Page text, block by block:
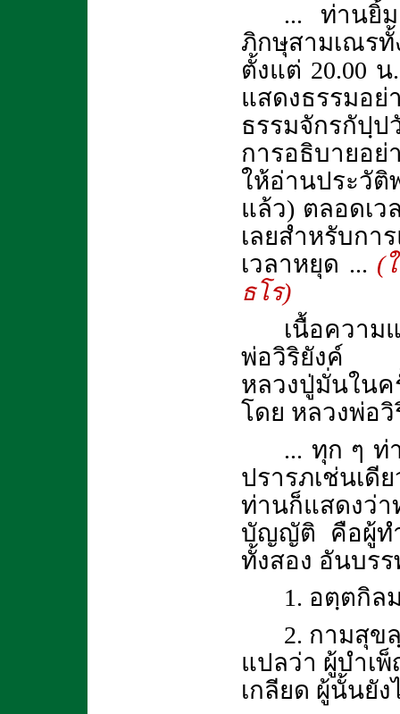
... ท่านยิ้
ภิกษุสามเณรทั้
ตั้งแต่ 20.00
แสดงธรรมอ
ธรรมจักรกัปฺ
การอธิบายอย่
ให้อ่านประวัติ
แล้ว) ตลอดเว
เลยสำหรับก
เวลาหยุด ... (
ธโร)
เนื้อควา
พ่อวิริยังค์ ไ
หลวงปู่มั่นใน
โดย หลวงพ่อ
... ทุก ๆ ท่
ปรารภเช่นเ
ท่านก็แสดง
บัญญัติ คือผู้ท
ทั้งสอง อันบร
1. อตฺตกิล
2. กามสุข
แปลว่า ผู้บำเ
เกลียด ผู้นั้นยั